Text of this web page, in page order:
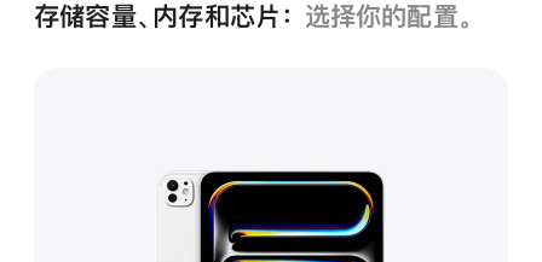
存储容量、内存和芯片： 选择你的配置。